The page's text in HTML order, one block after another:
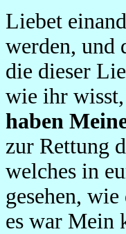
Liebet
werden, und
die dieser
wie ihr
haben
zur Rettung
welches in
gesehen,
es war Mein